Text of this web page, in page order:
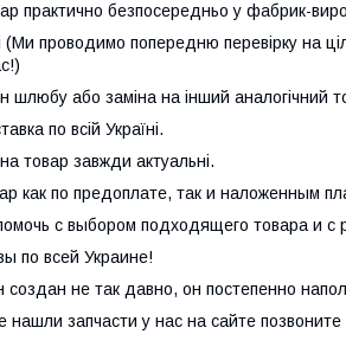
практично безпосередньо у фабрик-
(Ми проводимо попередню перевірку на
шлюбу або заміна на інший аналогічний
по всій Україні.
на товар завжди актуальні.
как по предоплате, так и наложенным
с выбором подходящего товара и
по всей Украине!
создан не так давно, он постепенно
запчасти у нас на сайте